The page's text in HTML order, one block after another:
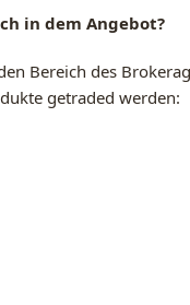
in dem Angebot?
Bereich des
getraded werden: